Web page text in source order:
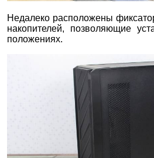
Недалеко расположены
накопителей, позволяющие
положениях.